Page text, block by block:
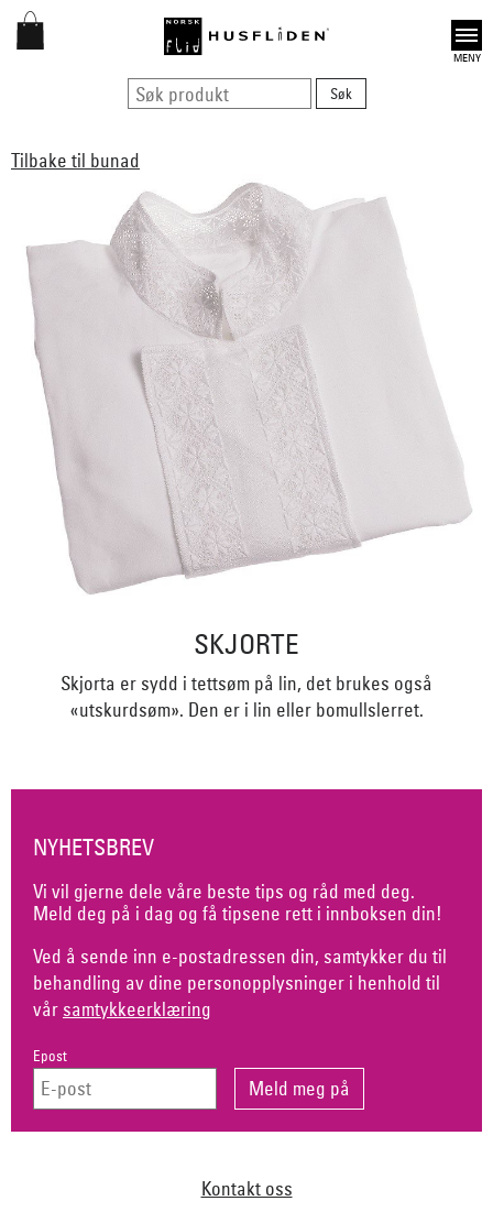
Open
Tilbake til bunad
SKJORTE
Skjorta er sydd i tettsøm på lin, det brukes også
«utskurdsøm». Den er i lin eller bomullslerret.
NYHETSBREV
Vi vil gjerne dele våre beste tips og råd med deg.
Meld deg på i dag og få tipsene rett i innboksen din!
Ved å sende inn e-postadressen din, samtykker du til
behandling av dine personopplysninger i henhold til
vår samtykkeerklæring
Epost
Kontakt oss